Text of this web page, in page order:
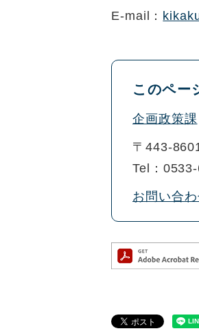
E-mail：
このペー
企画政策課
〒443-
Tel：
お問い合